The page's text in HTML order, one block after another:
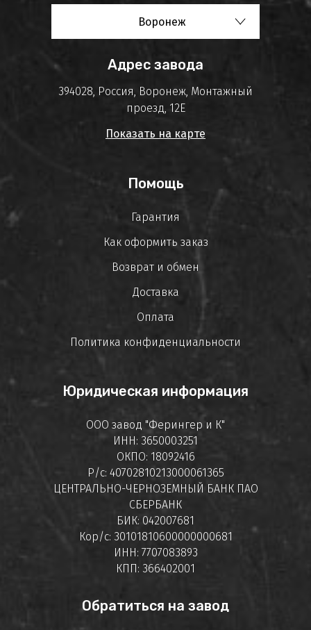
Воронеж
Адрес завода
394028, Россия, Воронеж, Монтажный
проезд, 12Е
Показать на карте
Помощь
Гарантия
Как оформить заказ
Возврат и обмен
Доставка
Оплата
Политика конфиденциальности
Юридическая информация
ООО завод "Ферингер и К"
ИНН: 3650003251
ОКПО: 18092416
Р/с: 40702810213000061365
ЦЕНТРАЛЬНО-ЧЕРНОЗЕМНЫЙ БАНК ПАО
СБЕРБАНК
БИК: 042007681
Кор/с: 30101810600000000681
ИНН: 7707083893
КПП: 366402001
Обратиться на завод